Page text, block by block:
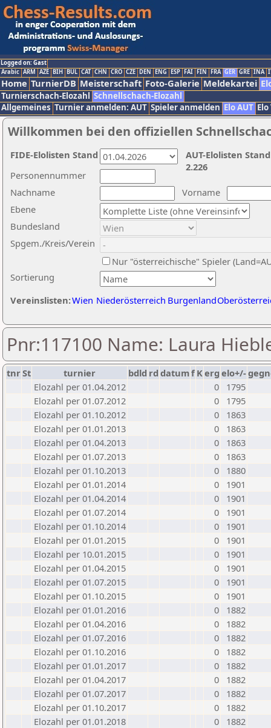
Logged on: Gast
Arabic ARM AZE BIH BUL CAT CHN CRO CZE DEN ENG ESP FAI FIN FRA GER GRE INA
Home TurnierDB Meisterschaft Foto-Galerie Meldekartei
Turnierschach-Elozahl Schnellschach-Elozahl
Allgemeines Turnier anmelden: AUT Spieler anmelden Elo AUT
Willkommen bei den offiziellen
Nachname
Vorname
Ebene
Sortierung
Personennummer
Bundesland
Spgem./Kreis/Verein
Nur "österreichische" Spieler
Vereinslisten:Wien Niederösterreich Burgenland
AUT-Elolisten
2.226
FIDE-Elolisten Stand
Pnr:117100 Name: Laura
tnrSt turnier bdld rd datumf Kerg elo+/-
Elozahl per 01.04.2012
0
1795
Elozahl per 01.07.2012
0
1795
Elozahl per 01.10.2012
0
1863
Elozahl per 01.01.2013
0
1863
Elozahl per 01.04.2013
0
1863
Elozahl per 01.07.2013
0
1863
Elozahl per 01.10.2013
0
1880
Elozahl per 01.01.2014
0
1901
Elozahl per 01.04.2014
0
1901
Elozahl per 01.07.2014
0
1901
Elozahl per 01.10.2014
0
1901
Elozahl per 01.01.2015
0
1901
Elozahl per 10.01.2015
0
1901
Elozahl per 01.04.2015
0
1901
Elozahl per 01.07.2015
0
1901
Elozahl per 01.10.2015
0
1901
Elozahl per 01.01.2016
0
1882
Elozahl per 01.04.2016
0
1882
Elozahl per 01.07.2016
0
1882
Elozahl per 01.10.2016
0
1882
Elozahl per 01.01.2017
0
1882
Elozahl per 01.04.2017
0
1882
Elozahl per 01.07.2017
0
1882
Elozahl per 01.10.2017
0
1882
Elozahl per 01.01.2018
0
1882